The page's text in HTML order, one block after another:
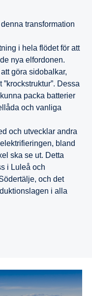
transformation
i hela flödet för att
nya elfordonen.
göra sidobalkar,
Dessa
packa batterier
och vanliga
och utvecklar andra
bland
ska se ut. Detta
i Luleå och
och det
i alla